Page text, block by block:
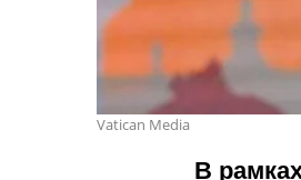
Vatican Media
В